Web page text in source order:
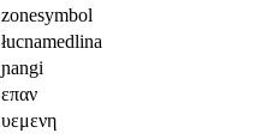
zonesymbol
łucnamedlina
ɲangi
επαν
υεμενη